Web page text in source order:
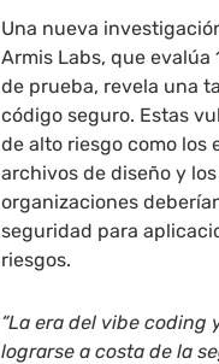
Una nueva
Armis Labs, que evalúa
de prueba, revela una
código seguro. Estas
de alto riesgo como los
archivos de diseño y
organizaciones
seguridad para
riesgos.
“La era del vibe coding
lograrse a costa de la